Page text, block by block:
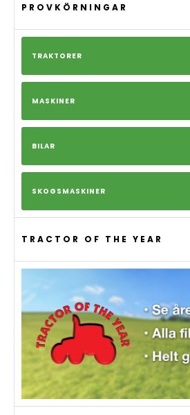
PROVKÖRNINGAR
TRAKTORER
MASKINER
BILAR
SKOGSMASKINER
TRACTOR OF THE YEAR